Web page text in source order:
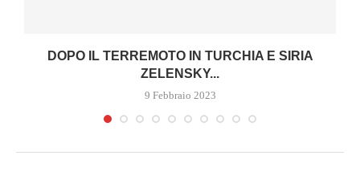
DOPO IL TERREMOTO IN TURCHIA E SIRIA
ZELENSKY...
9 Febbraio 2023